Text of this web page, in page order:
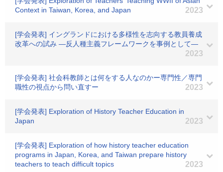
Context in Taiwan, Korea, and Japan
2023
[学会発表] イングランドにおける多様性を志向する教員養成
改革への試み ―反人種主義フレームワークを事例として―
2023
[学会発表] 社会科教師とは何をする人なのかー専門性／専門
職性の視点から問い直すー
2023
[学会発表] Exploration of History Teacher Education in
Japan
2023
[学会発表] Exploration of how history teacher education
programs in Japan, Korea, and Taiwan prepare history
teachers to teach difficult topics
2023